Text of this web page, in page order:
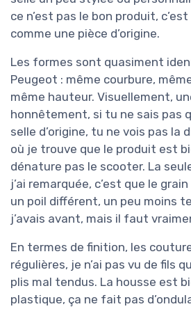
ce n’est pas le bon produit,
comme une pièce d’origine.
Les formes sont quasiment
Peugeot : même courbure,
même hauteur. Visuellement,
honnêtement, si tu ne sais pas
selle d’origine, tu ne vois pas la
où je trouve que le produit est
dénature pas le scooter. La
j’ai remarquée, c’est que le
un poil différent, un peu moins
j’avais avant, mais il faut
En termes de finition, les
régulières, je n’ai pas vu de fils
plis mal tendus. La housse est
plastique, ça ne fait pas